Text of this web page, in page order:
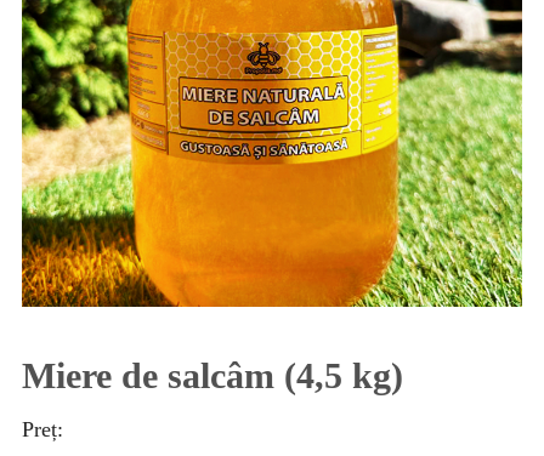
Miere de salсâm (4,5 kg)
Preț: